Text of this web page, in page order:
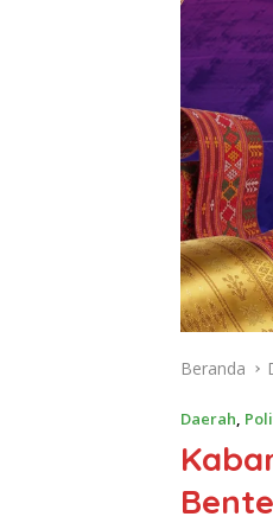
Beranda
Daerah,